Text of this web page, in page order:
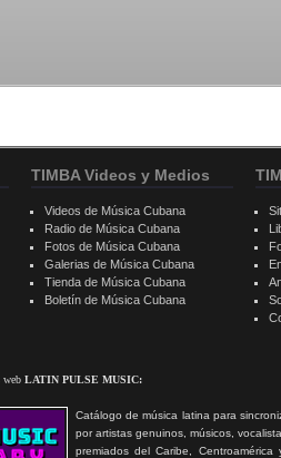
web LATIN PULSE MUSIC:
Catálogo de música latina para
por artistas genuinos, músicos,
premiados del Caribe, Centroamérica
TIMBA Videos y Medios
Videos de Música Cubana
Radio de Música Cubana
Fotos de Música Cubana
Galerias de Música Cubana
Tienda de Música Cubana
Boletín de Música Cubana